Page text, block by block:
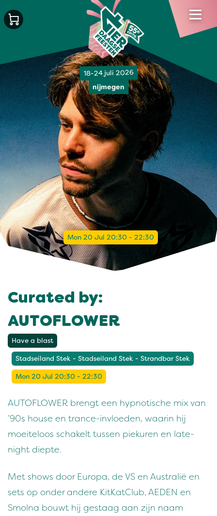
18-24 juli 2026
nijmegen
Mon 20 Jul 20:30 - 22:30
Curated by:
AUTOFLOWER
Have a blast
Stadseiland Stek - Stadseiland Stek - Strandbar Stek
Mon 20 Jul 20:30 - 22:30
AUTOFLOWER brengt een hypnotische mix van
’90s house en trance-invloeden, waarin hij
moeiteloos schakelt tussen piekuren en late-
night diepte.
Met shows door Europa, de VS en Australië en
sets op onder andere KitKatClub, AEDEN en
Smolna bouwt hij gestaag aan zijn naam